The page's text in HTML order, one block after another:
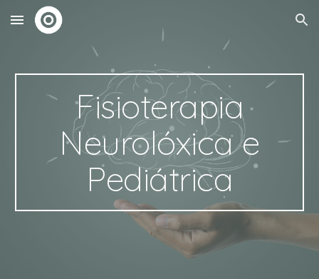
Skip to main content Skip to navigation
Fisioterapia
Neurolóxica e
Pediátrica